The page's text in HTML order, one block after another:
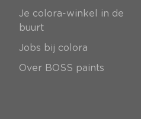
Je colora-winkel in de
buurt
Jobs bij colora
Over BOSS paints